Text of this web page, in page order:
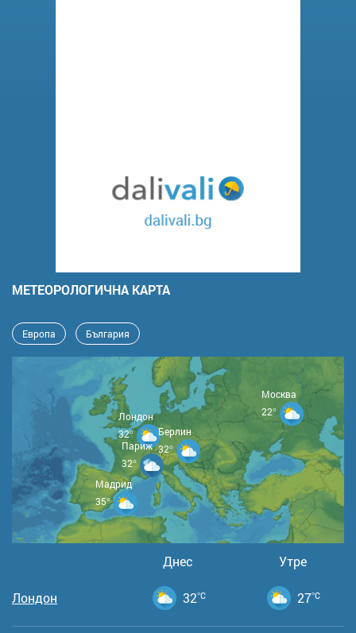
MЕТЕОРОЛОГИЧНА КАРТА
Европа България
Лондон
32°
Берлин
32°
Мадрид
35°
Париж
32°
Москва
22°
Днес Утре
Лондон 32°C 27°C